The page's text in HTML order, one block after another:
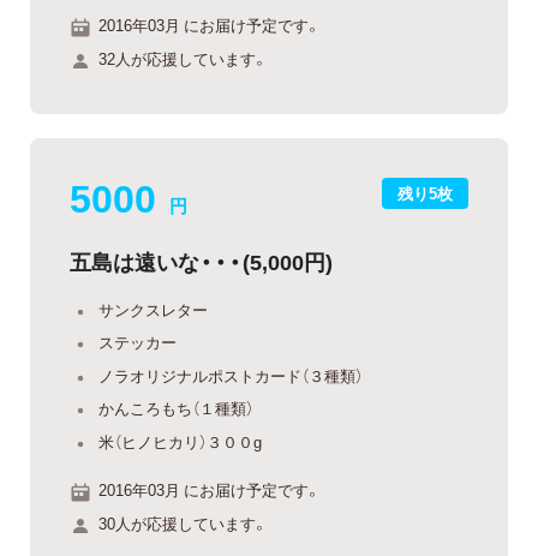
2016年03月 にお届け予定です。
32人が応援しています。
残り5枚
5000 円
五島は遠いな・・・(5,000円)
サンクスレター
ステッカー
ノラオリジナルポストカード（３種類）
かんころもち（１種類）
米（ヒノヒカリ）３００g
2016年03月 にお届け予定です。
30人が応援しています。